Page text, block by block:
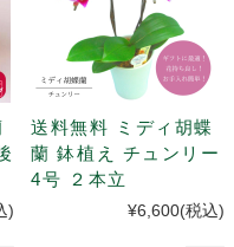
)
送料無料 ミディ胡蝶
蘭 鉢植え チュンリー
4号 ２本立
¥6,600(税込)